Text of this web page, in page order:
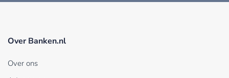
Over Banken.nl
Over ons